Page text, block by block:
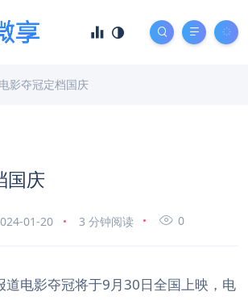
电影夺冠定档国庆
国庆
01-20 3 分钟阅读 0
电影夺冠将于9月30日全国上映，电